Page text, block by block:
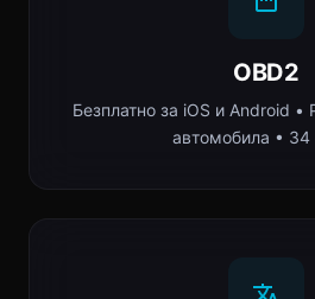
OBD2
Безплатно за iOS и Android •
автомобила • 34